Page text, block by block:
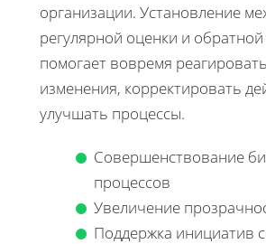
организации. Установление
регулярной оценки и обратной
помогает вовремя
изменения, корректировать
улучшать процессы.
Совершенствование
процессов
Увеличение
Поддержка инициатив